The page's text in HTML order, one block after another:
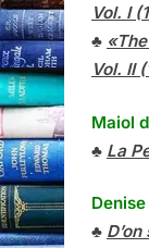
Vol. I
♣
Vol. II
Maiol
♣ La
♣